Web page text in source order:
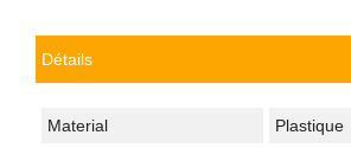
Détails
Material Plastique